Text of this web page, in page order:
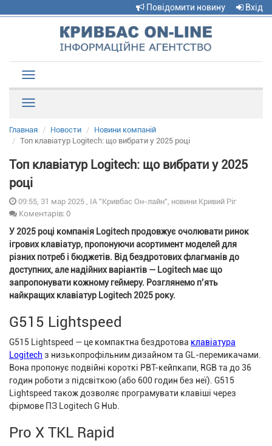
Повідомити новину Вхід
navigation
Главная Новости
Новини компаній
Топ клавіатур Logitech: що вибрати у 2025 році
Топ клавіатур Logitech: що вибрати у 2025
році
09:55, 31 мар 2025 , ІА "Кривбас Он-лайн", новини Кривий Ріг
Коментарів: 0
У 2025 році компанія Logitech продовжує очолювати ринок
ігрових клавіатур, пропонуючи асортимент моделей для
різних потреб і бюджетів. Від бездротових флагманів до
доступних, але надійних варіантів — Logitech має що
запропонувати кожному геймеру. Розглянемо п’ять
найкращих клавіатур Logitech 2025 року.
G515 Lightspeed
G515 Lightspeed — це компактна бездротова клавіатура
Logitech з низькопрофільним дизайном та GL-перемикачами.
Вона пропонує подвійні короткі PBT-кейпкапи, RGB та до 36
годин роботи з підсвіткою (або 600 годин без неї). G515
Lightspeed також дозволяє програмувати клавіші через
фірмове ПЗ Logitech G Hub.
Pro X TKL Rapid